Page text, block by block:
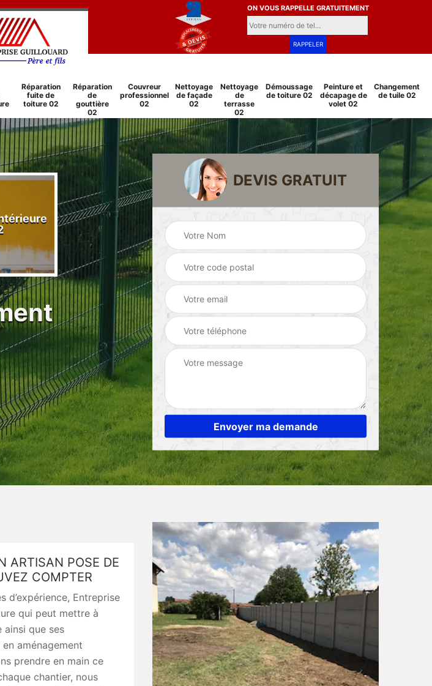
ON VOUS RAPPELLE GRATUITEMENT
Réparation
fuite de
toiture 02
Réparation
de
gouttière
02
Couvreur
professionnel
02
Nettoyage
de façade
02
Nettoyage
de
terrasse
02
Démoussage
de toiture 02
Peinture et
décapage de
volet 02
Changement
de tuile 02
Réparation
cheminée 02
Peinture sur tuile
Pose et
changement
grillage et clôture
02
DEVIS GRATUIT
ARTISAN POSE DE
COMPTER
d’expérience, Entreprise
qui peut mettre à
que ses
aménagement
prendre en main ce
chantier, nous